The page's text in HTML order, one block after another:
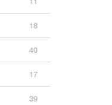
18
40
17
39